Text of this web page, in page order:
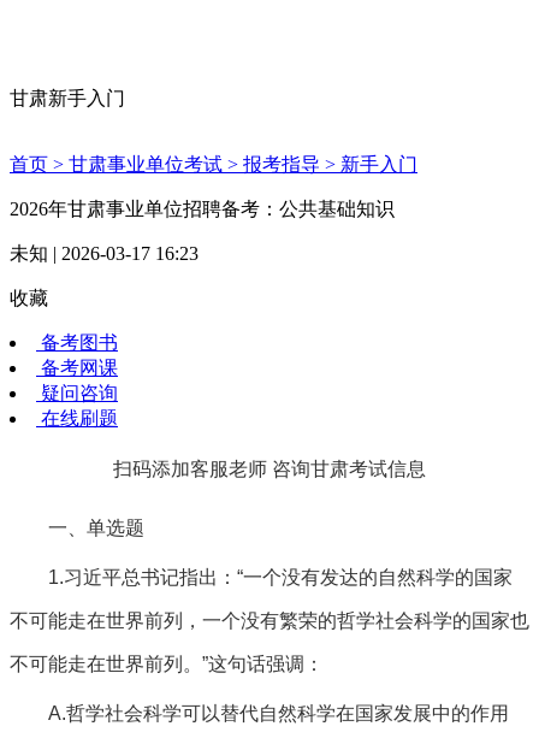
甘肃新手入门
首页 > 甘肃事业单位考试 > 报考指导 > 新手入门
2026年甘肃事业单位招聘备考：公共基础知识
未知 | 2026-03-17 16:23
收藏
备考图书
备考网课
疑问咨询
在线刷题
扫码添加客服老师 咨询甘肃考试信息
一、单选题
1.习近平总书记指出：“一个没有发达的自然科学的国家
不可能走在世界前列，一个没有繁荣的哲学社会科学的国家也
不可能走在世界前列。”这句话强调：
A.哲学社会科学可以替代自然科学在国家发展中的作用